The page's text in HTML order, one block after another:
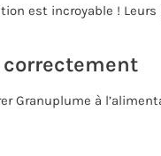
est incroyable !
Granuplume à